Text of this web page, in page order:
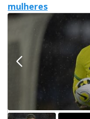
mulheres